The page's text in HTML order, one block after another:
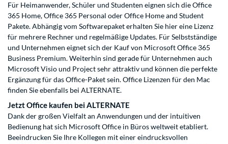
Für Heimanwender, Schüler und Studenten eignen sich die Office
365 Home, Office 365 Personal oder Office Home and Student
Pakete. Abhängig vom Softwarepaket erhalten Sie hier eine Lizenz
für mehrere Rechner und regelmäßige Updates. Für Selbstständige
und Unternehmen eignet sich der Kauf von Microsoft Office 365
Business Premium. Weiterhin sind gerade für Unternehmen auch
Microsoft Visio und Project sehr attraktiv und können die perfekte
Ergänzung für das Office-Paket sein. Office Lizenzen für den Mac
finden Sie ebenfalls bei ALTERNATE.
Jetzt Office kaufen bei ALTERNATE
Dank der großen Vielfalt an Anwendungen und der intuitiven
Bedienung hat sich Microsoft Office in Büros weltweit etabliert.
Beeindrucken Sie Ihre Kollegen mit einer eindrucksvollen